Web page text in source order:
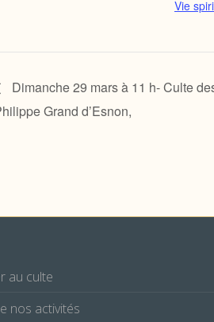
Vie
Dimanche 29 mars à 11 h- Culte
Grand d’Esnon,
au culte
nos activités